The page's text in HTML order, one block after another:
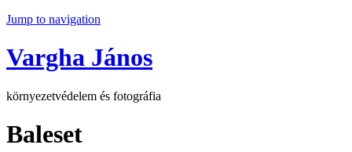
Jump to navigation
Vargha János
környezetvédelem és fotográfia
Baleset